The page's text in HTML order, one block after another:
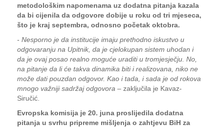
metodološkim napomenama uz dodatna pitanja kazala
da bi cijenila da odgovore dobije u roku od tri mjeseca,
što je kraj septembra, odnosno početak oktobra.
- Nesporno je da institucije imaju prethodno iskustvo u
odgovaranju na Upitnik, da je cjelokupan sistem uhodan i
da je ovaj posao realno moguće uraditi u tromjesječju. No,
na pitanje da li će takva dinamika biti i realizovana, niko ne
može dati pouzdan odgovor. Kao i tada, i sada je od rokova
mnogo važniji sadržaj odgovora – zaključila je Kavaz-
Siručić.
Evropska komisija je 20. juna proslijedila dodatna
pitanja u svrhu pripreme mišljenja o zahtjevu BiH za